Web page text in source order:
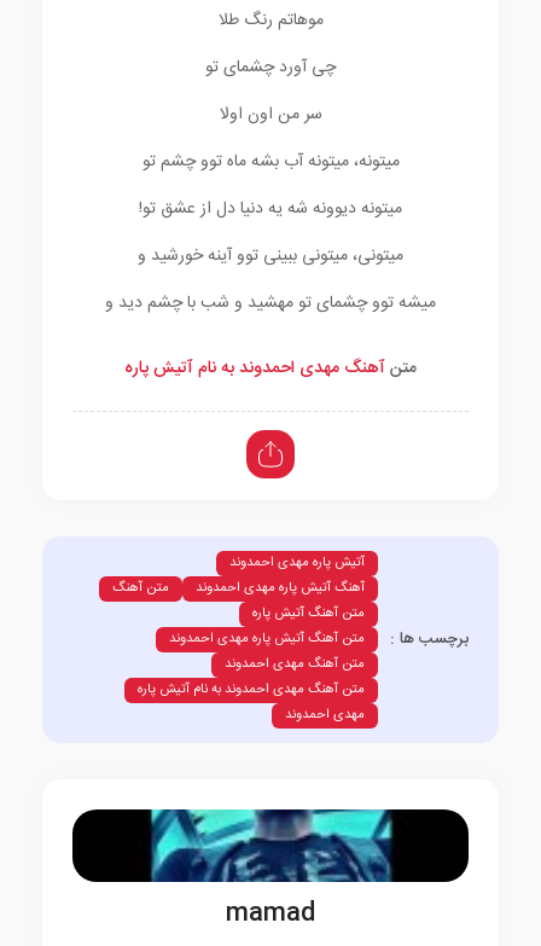
موهاتم رنگ طلا
چی آورد چشمای تو
سر من اون اولا
میتونه، میتونه آب بشه ماه توو چشم تو
میتونه دیوونه شه یه دنیا دل از عشق تو!
میتونی، میتونی ببینی توو آینه خورشید و
میشه توو چشمای تو مهشید و شب با چشم دید و
متنآهنگ مهدی احمدوند به نام آتیش پاره
برچسب ها :
آتیش پاره مهدی احمدوند
آهنگ آتیش پاره مهدی احمدوند
متن آهنگ
متن آهنگ آتیش پاره
متن آهنگ آتیش پاره مهدی احمدوند
متن آهنگ مهدی احمدوند
متن آهنگ مهدی احمدوند به نام آتیش پاره
مهدی احمدوند
mamad